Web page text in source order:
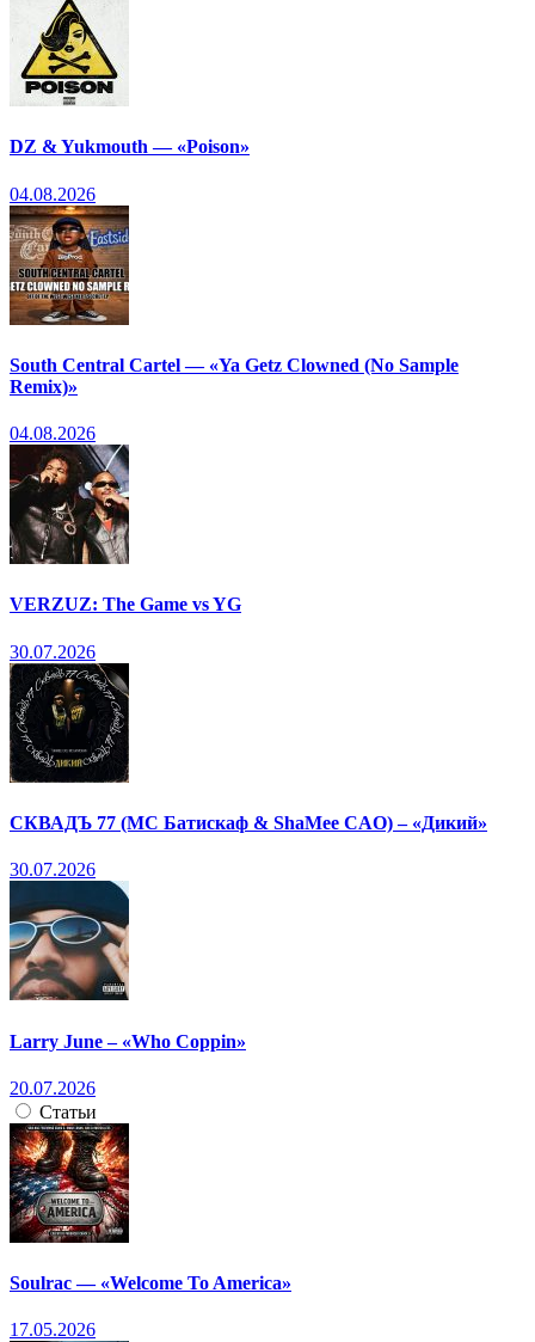
DZ & Yukmouth — «Poison»
04.08.2026
South Central Cartel — «Ya Getz Clowned (No Sample
Remix)»
04.08.2026
VERZUZ: The Game vs YG
30.07.2026
СКВАДЪ 77 (МС Батискаф & ShaMee CAO) – «Дикий»
30.07.2026
Larry June – «Who Coppin»
20.07.2026
Статьи
Soulrac — «Welcome To America»
17.05.2026